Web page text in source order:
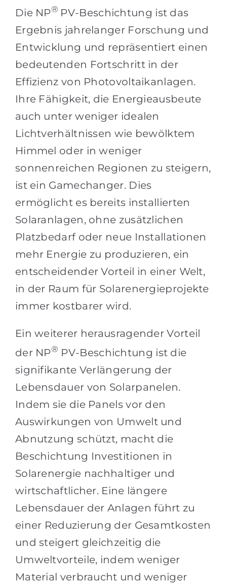
Die NP® PV-Beschichtung ist das
Ergebnis jahrelanger Forschung und
Entwicklung und repräsentiert einen
bedeutenden Fortschritt in der
Effizienz von Photovoltaikanlagen.
Ihre Fähigkeit, die Energieausbeute
auch unter weniger idealen
Lichtverhältnissen wie bewölktem
Himmel oder in weniger
sonnenreichen Regionen zu steigern,
ist ein Gamechanger. Dies
ermöglicht es bereits installierten
Solaranlagen, ohne zusätzlichen
Platzbedarf oder neue Installationen
mehr Energie zu produzieren, ein
entscheidender Vorteil in einer Welt,
in der Raum für Solarenergieprojekte
immer kostbarer wird.
Ein weiterer herausragender Vorteil
der NP® PV-Beschichtung ist die
signifikante Verlängerung der
Lebensdauer von Solarpanelen.
Indem sie die Panels vor den
Auswirkungen von Umwelt und
Abnutzung schützt, macht die
Beschichtung Investitionen in
Solarenergie nachhaltiger und
wirtschaftlicher. Eine längere
Lebensdauer der Anlagen führt zu
einer Reduzierung der Gesamtkosten
und steigert gleichzeitig die
Umweltvorteile, indem weniger
Material verbraucht und weniger